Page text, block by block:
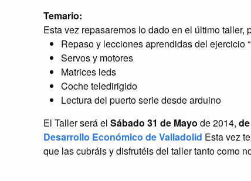
Temario:
Esta vez repasaremos lo dado en el último
Repaso y lecciones aprendidas del ejercicio
Servos y motores
Matrices leds
Coche teledirigido
Lectura del puerto serie desde arduino
El Taller será el Sábado 31 de Mayo de 2014,
Desarrollo Económico de Valladolid Esta vez
que las cubráis y disfrutéis del taller tanto como